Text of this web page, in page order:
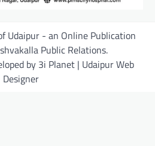
Udaipur - an Online Publication
Public Relations.
by 3i Planet | Udaipur Web
Designer